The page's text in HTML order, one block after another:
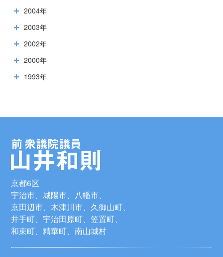
2004年
2003年
2002年
2000年
1993年
京都6区
宇治市、城陽市、八幡市、
京田辺市、木津川市、久御山町、
井手町、宇治田原町、笠置町、
和束町、精華町、南山城村